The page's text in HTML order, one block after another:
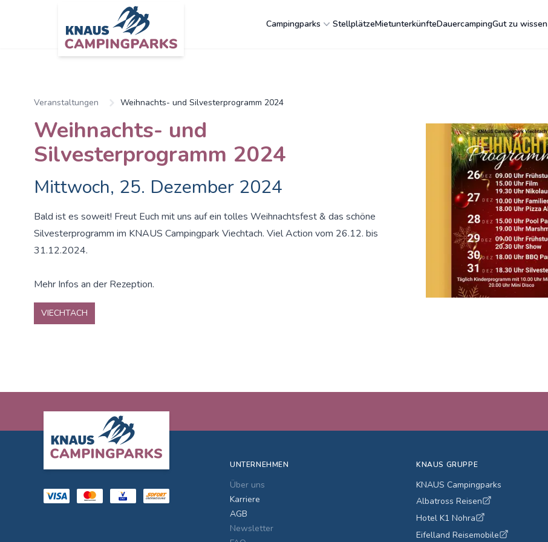
Campingparks StellplätzeMietunterkünfteDauercampingGut zu wissen
Veranstaltungen Weihnachts- und Silvesterprogramm 2024
Weihnachts- und
Silvesterprogramm 2024
Mittwoch, 25. Dezember 2024
Bald ist es soweit! Freut Euch mit uns auf ein tolles Weihnachtsfest & das schöne
Silvesterprogramm im KNAUS Campingpark Viechtach. Viel Action vom 26.12. bis
31.12.2024.
Mehr Infos an der Rezeption.
VIECHTACH
UNTERNEHMEN
Über uns
Karriere
AGB
Newsletter
KNAUS GRUPPE
KNAUS Campingparks
Albatross Reisen
Hotel K1 Nohra
Eifelland Reisemobile